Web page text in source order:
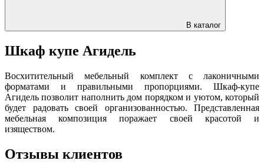
В каталог
Шкаф купе Агидель
Восхитительный мебельный комплект с лаконичными
форматами и правильными пропорциями. Шкаф-купе
Агидель позволит наполнить дом порядком и уютом, который
будет радовать своей организованностью. Представленная
мебельная композиция поражает своей красотой и
изяществом.
Отзывы клиентов